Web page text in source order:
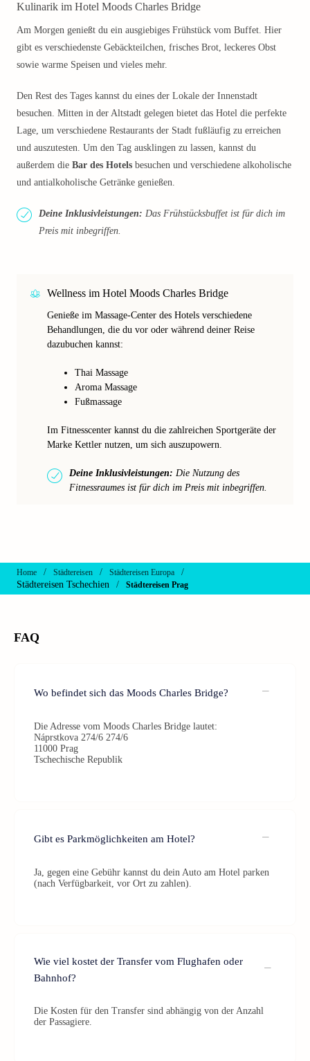
Kulinarik im Hotel Moods Charles Bridge
Am Morgen genießt du ein ausgiebiges Frühstück vom Buffet. Hier
gibt es verschiedenste Gebäckteilchen, frisches Brot, leckeres Obst
sowie warme Speisen und vieles mehr.
Den Rest des Tages kannst du eines der Lokale der Innenstadt
besuchen. Mitten in der Altstadt gelegen bietet das Hotel die perfekte
Lage, um verschiedene Restaurants der Stadt fußläufig zu erreichen
und auszutesten. Um den Tag ausklingen zu lassen, kannst du
außerdem die Bar des Hotels besuchen und verschiedene alkoholische
und antialkoholische Getränke genießen.
Deine Inklusivleistungen: Das Frühstücksbuffet ist für dich im
Preis mit inbegriffen.
Wellness im Hotel Moods Charles Bridge
Genieße im Massage-Center des Hotels verschiedene
Behandlungen, die du vor oder während deiner Reise
dazubuchen kannst:
Thai Massage
Aroma Massage
Fußmassage
Im Fitnesscenter kannst du die zahlreichen Sportgeräte der
Marke Kettler nutzen, um sich auszupowern.
Deine Inklusivleistungen: Die Nutzung des
Fitnessraumes ist für dich im Preis mit inbegriffen.
Home / Städtereisen / Städtereisen Europa
/
Städtereisen Tschechien
/ Städtereisen Prag
FAQ
Wo befindet sich das Moods Charles Bridge?
Die Adresse vom Moods Charles Bridge lautet:
Náprstkova 274/6 274/6
11000 Prag
Tschechische Republik
Gibt es Parkmöglichkeiten am Hotel?
Ja, gegen eine Gebühr kannst du dein Auto am Hotel parken
(nach Verfügbarkeit, vor Ort zu zahlen).
Wie viel kostet der Transfer vom Flughafen oder
Bahnhof?
Die Kosten für den Transfer sind abhängig von der Anzahl
der Passagiere.